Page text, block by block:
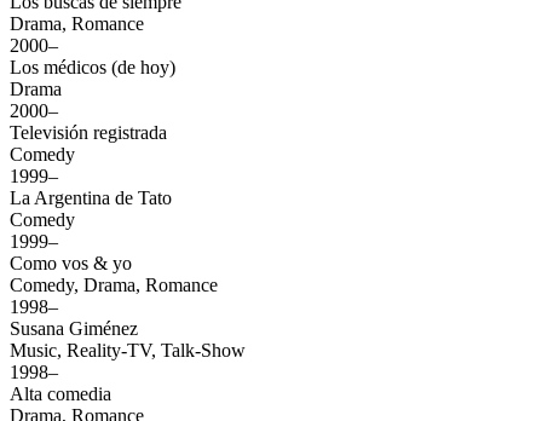
Drama, Romance
2000–
Los médicos (de hoy)
Drama
2000–
Televisión registrada
Comedy
1999–
La Argentina de Tato
Comedy
1999–
Como vos & yo
Comedy, Drama, Romance
1998–
Susana Giménez
Music, Reality-TV, Talk-Show
1998–
Alta comedia
Drama, Romance